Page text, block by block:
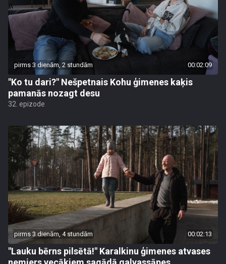
pirms 3 dienām, 2 stundām 00:02:09
"Ko tu dari?" Nešpetnais Kohu ģimenes kaķis
pamanās nozagt desu
32. epizode
pirms 3 dienām, 4 stundām 00:02:13
"Lauku bērns pilsētā!" Karalkinu ģimenes atvases